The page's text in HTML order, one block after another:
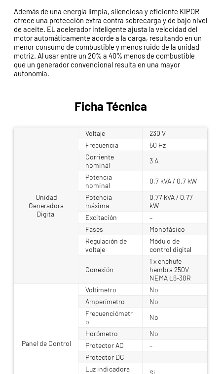
Además de una energía limpia, silenciosa y eficiente KIPOR
ofrece una protección extra contra sobrecarga y de bajo nivel
de aceite. EL acelerador inteligente ajusta la velocidad del
motor automáticamente acorde a la carga, resultando en un
menor consumo de combustible y menos ruido de la unidad
motriz. Al usar entre un 20% a 40% menos de combustible
que un generador convencional resulta en una mayor
autonomía.
Ficha Técnica
Unidad
Generadora
Digital
Voltaje
230 V
Frecuencia
50 Hz
Corriente
nominal
3 A
Potencia
nominal
0,7 kVA / 0,7 kW
Potencia
máxima
0,77 kVA / 0,77
kW
Excitación
–
Fases
Monofásico
Regulación de
voltaje
Módulo de
control digital
Conexión
1 x enchufe
hembra 250V
NEMA L6-30R
Panel de Control
Voltímetro
No
Amperímetro
No
Frecuenciómetr
o
No
Horómetro
No
Protector AC
–
Protector DC
–
Luz indicadora